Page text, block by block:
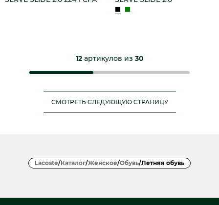
12артикулов из 30
СМОТРЕТЬ СЛЕДУЮЩУЮ СТРАНИЦУ
Lacoste/Каталог/Женское/Обувь/Летняя обувь